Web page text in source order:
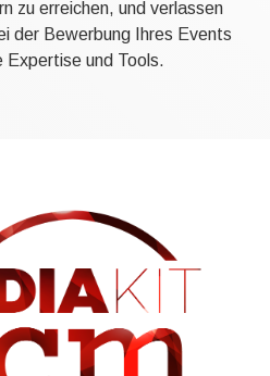
zu erreichen, und verlassen
der Bewerbung Ihres Events
Expertise und Tools.